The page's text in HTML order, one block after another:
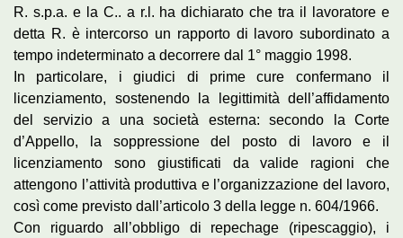
R. s.p.a. e la C.. a r.l. ha dichiarato che tra il lavoratore e
detta R. è intercorso un rapporto di lavoro subordinato a
tempo indeterminato a decorrere dal 1° maggio 1998.
In particolare, i giudici di prime cure confermano il
licenziamento, sostenendo la legittimità dell’affidamento
del servizio a una società esterna: secondo la Corte
d’Appello, la soppressione del posto di lavoro e il
licenziamento sono giustificati da valide ragioni che
attengono l’attività produttiva e l’organizzazione del lavoro,
così come previsto dall’articolo 3 della legge n. 604/1966.
Con riguardo all’obbligo di repechage (ripescaggio), i